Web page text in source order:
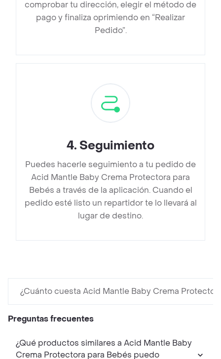
comprobar tu dirección, elegir el método de
pago y finaliza oprimiendo en “Realizar
Pedido”.
4. Seguimiento
Puedes hacerle seguimiento a tu pedido de
Acid Mantle Baby Crema Protectora para
Bebés a través de la aplicación. Cuando el
pedido esté listo un repartidor te lo llevará al
lugar de destino.
¿Cuánto cuesta Acid Mantle Baby Crema
Preguntas frecuentes
¿Qué productos similares a Acid Mantle Baby
Crema Protectora para Bebés puedo